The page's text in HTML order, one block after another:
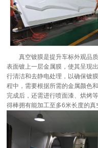
真空镀膜是提升车标外观品质
表面镀上一层金属膜，使其呈现
行清洁和去静电处理，以确保镀
程中，需要根据所需的金属颜色
完成后，还需进行喷面漆、烘烤
得棒拥有能加工至多6米长度的真